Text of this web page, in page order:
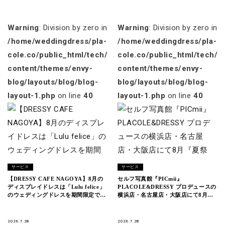
Warning: Division by zero in
/home/weddingdress/pla-
cole.co/public_html/tech/wp-
content/themes/envy-
blog/layouts/blog/blog-
layout-1.php on line40
サービス
【DRESSY CAFE NAGOYA】8月の
ディスプレイドレスは「Lulu felice」
のウェディングドレスを期間限定でお
2026.7.28
Warning: Division by zero in
/home/weddingdress/pla-
cole.co/public_html/tech/
content/themes/envy-
blog/layouts/blog/blog-
layout-1.php on line40
サービス
セルフ写真館『PICmii』
PLACOLE&DRESSY プロデュースの
横浜店・名古屋店・大阪店にて8月
2026.7.28